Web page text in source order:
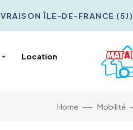
ÎLE-DE-FRANCE (5J)
Location
Home Mobilité